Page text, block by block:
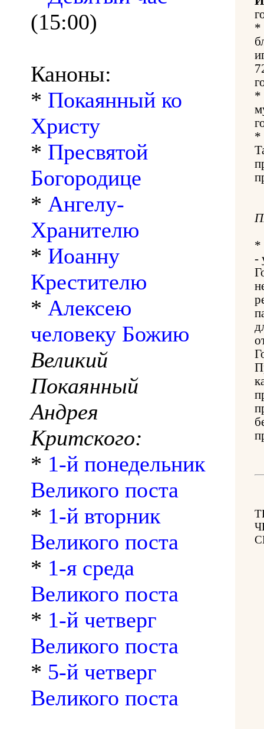
(15:00)
Каноны:
* Покаянный ко
Христу
* Пресвятой
Богородице
* Ангелу-
Хранителю
* Иоанну
Крестителю
* Алексею
человеку Божию
Великий
Покаянный
Андрея
Критского:
* 1-й понедельник
Великого поста
* 1-й вторник
Великого поста
* 1-я среда
Великого поста
* 1-й четверг
Великого поста
* 5-й четверг
Великого поста
*
*
*
*
-